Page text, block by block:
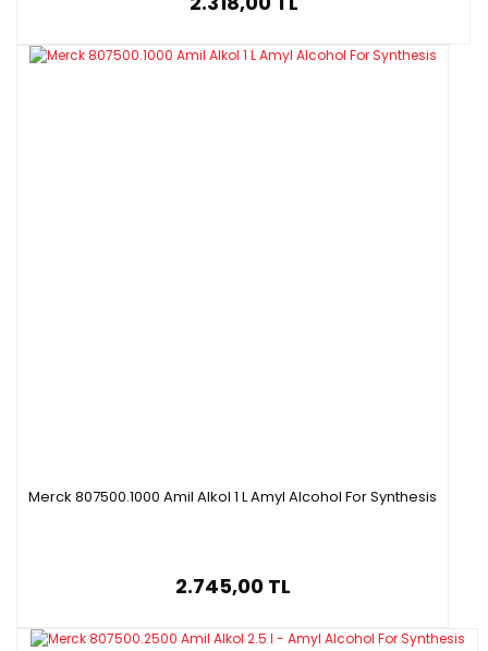
Merck 807500.1000 Amil Alkol 1 L Amyl Alcohol For Synthesis
2.745,00 TL